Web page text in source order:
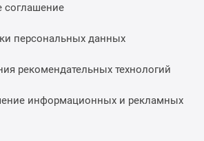
соглашение
персональных данных
рекомендательных технологий
информационных и рекламных